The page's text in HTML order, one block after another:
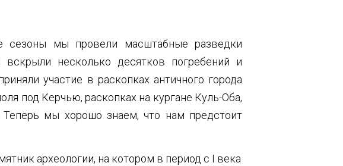
сезоны мы провели масштабные разведки
вскрыли несколько десятков погребений и
участие в раскопках античного города
под Керчью, раскопках на кургане Куль-Оба,
Теперь мы хорошо знаем, что нам предстоит
археологии, на котором в период с I века